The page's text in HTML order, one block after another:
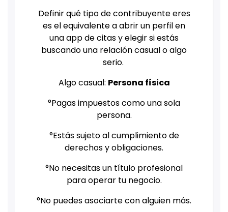
Definir qué tipo de contribuyente eres
es el equivalente a abrir un perfil en
una app de citas y elegir si estás
buscando una relación casual o algo
serio.
Algo casual: Persona física
°Pagas impuestos como una sola
persona.
°Estás sujeto al cumplimiento de
derechos y obligaciones.
°No necesitas un título profesional
para operar tu negocio.
°No puedes asociarte con alguien más.